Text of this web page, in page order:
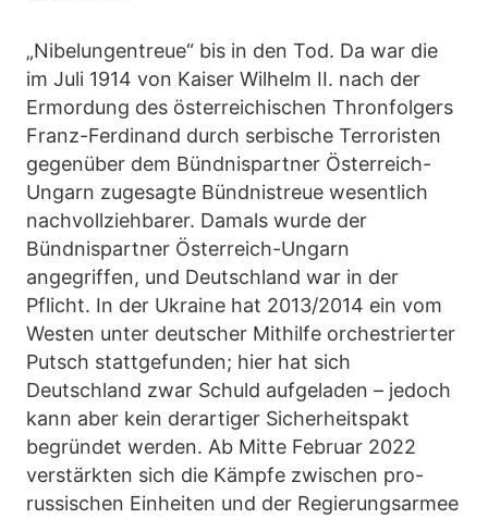
„Nibelungentreue“ bis in den Tod. Da war die
im Juli 1914 von Kaiser Wilhelm II. nach der
Ermordung des österreichischen Thronfolgers
Franz-Ferdinand durch serbische Terroristen
gegenüber dem Bündnispartner Österreich-
Ungarn zugesagte Bündnistreue wesentlich
nachvollziehbarer. Damals wurde der
Bündnispartner Österreich-Ungarn
angegriffen, und Deutschland war in der
Pflicht. In der Ukraine hat 2013/2014 ein vom
Westen unter deutscher Mithilfe orchestrierter
Putsch stattgefunden; hier hat sich
Deutschland zwar Schuld aufgeladen – jedoch
kann aber kein derartiger Sicherheitspakt
begründet werden. Ab Mitte Februar 2022
verstärkten sich die Kämpfe zwischen pro-
russischen Einheiten und der Regierungsarmee